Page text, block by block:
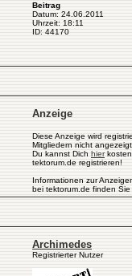
Beitrag
Datum: 24.06.2011
Uhrzeit: 18:11
ID: 44170
Anzeige
Diese Anzeige wird
Mitgliedern nicht angezeigt.
Du kannst Dich hier
tektorum.de registrieren!
Informationen zur
bei tektorum.de finden Sie
Archimedes
Registrierter Nutzer